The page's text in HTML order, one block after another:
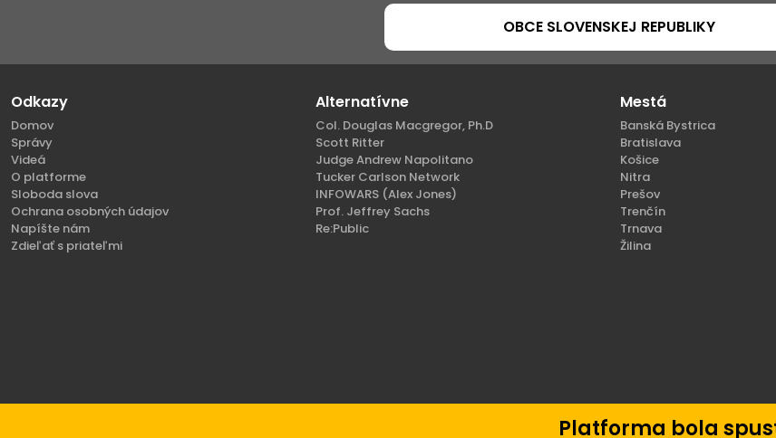
Platforma bola spustená 04. júla
OBCE SLOVENSKEJ REPUBLIKY
Odkazy
Domov
Správy
Videá
O platforme
Sloboda slova
Ochrana osobných údajov
Napíšte nám
Zdieľať s priateľmi
Alternatívne
Col. Douglas Macgregor, Ph.D
Scott Ritter
Judge Andrew Napolitano
Tucker Carlson Network
INFOWARS (Alex Jones)
Prof. Jeffrey Sachs
Re:Public
Mestá
Banská Bystrica
Bratislava
Košice
Nitra
Prešov
Trenčín
Trnava
Žilina